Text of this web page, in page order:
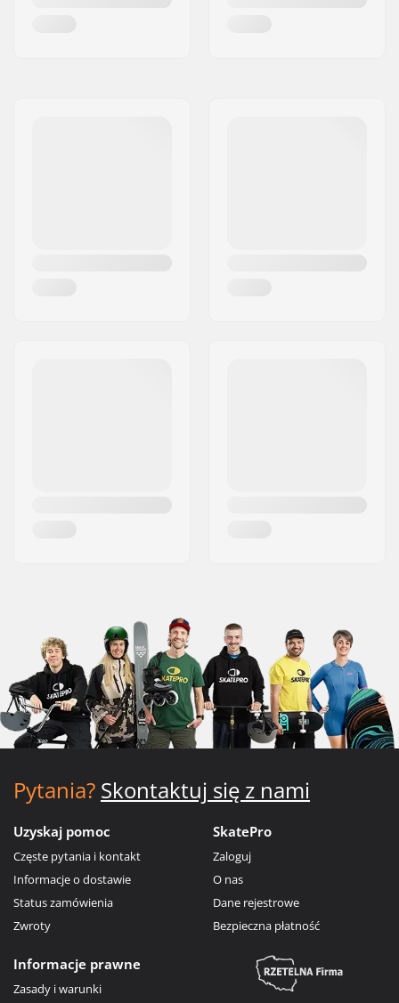
Pytania? Skontaktuj się z nami
Uzyskaj pomoc
Częste pytania i kontakt
Informacje o dostawie
Status zamówienia
Zwroty
SkatePro
Zaloguj
O nas
Dane rejestrowe
Bezpieczna płatność
Informacje prawne
Zasady i warunki